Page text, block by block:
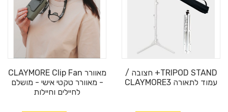
TRIPOD STAND+ חצובה /
עמוד לתאורה CLAYMORE3
מאוורר CLAYMORE Clip Fan
- מאוורר טקטי אישי - מושלם
לחיילים וחיילות